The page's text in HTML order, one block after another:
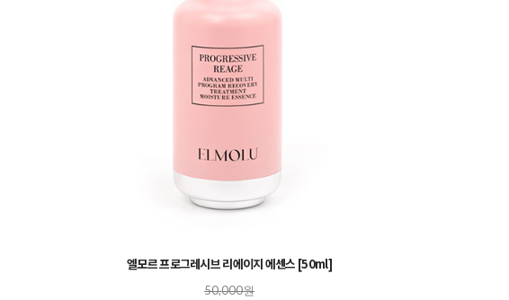
엘모르 프로그레시브 리에이지 에센스 [50ml]
50,000원